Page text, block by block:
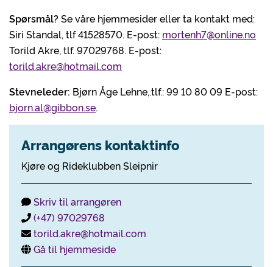
Spørsmål?Se våre hjemmesider eller ta kontakt med:
Siri Standal, tlf 41528570. E-post: mortenh7@online.no
Torild Akre, tlf. 97029768. E-post:
torild.akre@hotmail.com
Stevneleder: Bjørn Åge Lehne,.tlf.: 99 10 80 09 E-post:
bjorn.al@gibbon.se.
Arrangørens kontaktinfo
Kjøre og Rideklubben Sleipnir
Skriv til arrangøren
(+47) 97029768
torild.akre@hotmail.com
Gå til hjemmeside